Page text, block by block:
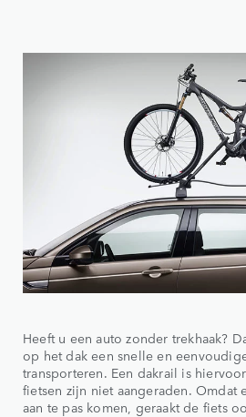
Heeft u een auto zonder trekhaak?
op het dak een snelle en
transporteren. Een dakrail is
fietsen zijn niet aangeraden. Omdat
aan te pas komen, geraakt de fiets